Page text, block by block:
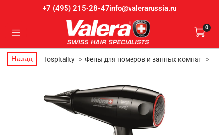
+7 (495) 215-28-47info@valerarussia.ru
0
Назад
Главная Hospitality Фены для номеров и ванных комнат